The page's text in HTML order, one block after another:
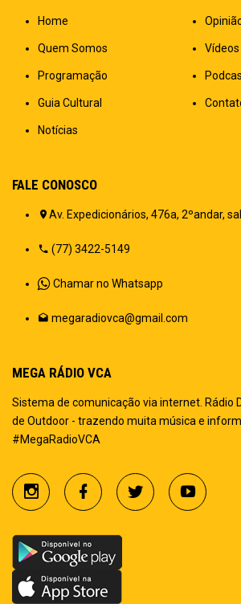
Home
Quem Somos
Programação
Guia Cultural
Notícias
Vídeos
FALE CONOSCO
Av. Expedicionários, 476a, 2ºandar,
(77) 3422-5149
Chamar no Whatsapp
megaradiovca@gmail.com
MEGA RÁDIO VCA
Sistema de comunicação via internet. Rádio
de Outdoor - trazendo muita música e
#MegaRadioVCA